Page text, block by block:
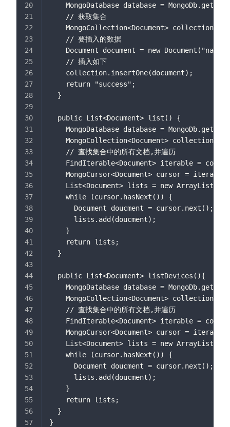
MongoDatabase database =
    // 获取集合
MongoCollection<Document> collection =
    // 要插入的数据
Document document = new
    // 插入如下
    collection.insertOne(document);
    return "success";
  }
  public List<Document> list() {
MongoDatabase database =
MongoCollection<Document> collection =
    // 查找集合中的所有文档,并遍历
FindIterable<Document> iterable =
MongoCursor<Document> cursor =
List<Document> lists = new
    while (cursor.hasNext()) {
      Document doucment = cursor.next();
      lists.add(doucment);
    }
    return lists;
  }
  public List<Document> listDevices(){
MongoDatabase database =
MongoCollection<Document> collection =
    // 查找集合中的所有文档,并遍历
FindIterable<Document> iterable =
MongoCursor<Document> cursor =
List<Document> lists = new
    while (cursor.hasNext()) {
      Document doucment = cursor.next();
      lists.add(doucment);
    }
    return lists;
  }
}